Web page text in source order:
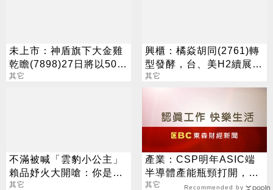
未上市：神盾旗下大金雞
乾瞻(7898)27日將以500
元登錄興櫃
其它
興櫃：橘焱胡同(2761)轉
型發酵，台、美H2續展
店，2028年預計達百店目
其它
不滿被喊「雲豹小公主」
賴品妤火大開嗆：你是奴
才命？
其它
產業：CSP明年ASIC端
半導體產能瓶頸打開，博
通、世芯、創意、智原、
其它 Recommended by